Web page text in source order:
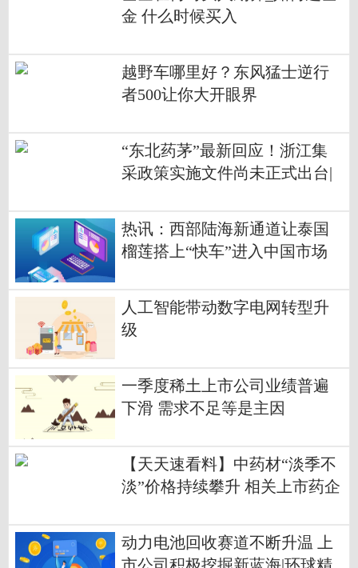
金 什么时候买入
越野车哪里好？东风猛士逆行
者500让你大开眼界
“东北药茅”最新回应！浙江集
采政策实施文件尚未正式出台|
热讯：西部陆海新通道让泰国
榴莲搭上“快车”进入中国市场
人工智能带动数字电网转型升
级
一季度稀土上市公司业绩普遍
下滑 需求不足等是主因
【天天速看料】中药材“淡季不
淡”价格持续攀升 相关上市药企
动力电池回收赛道不断升温 上